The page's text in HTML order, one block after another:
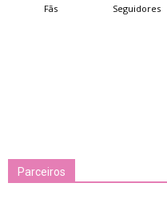
Fãs Seguidores
Parceiros